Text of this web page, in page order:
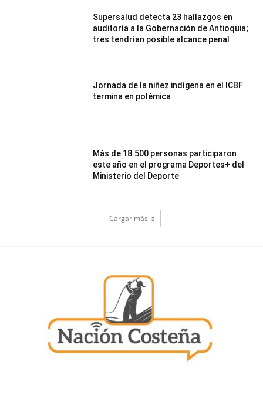
Supersalud detecta 23 hallazgos en
auditoría a la Gobernación de Antioquia;
tres tendrían posible alcance penal
Jornada de la niñez indígena en el ICBF
termina en polémica
Más de 18.500 personas participaron
este año en el programa Deportes+ del
Ministerio del Deporte
Cargar más